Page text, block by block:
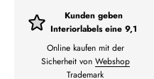
Kunden geben
Interiorlabels eine 9,1
Online kaufen mit der
Sicherheit von Webshop
Trademark